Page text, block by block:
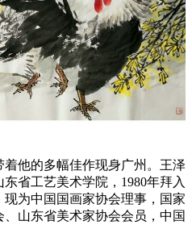
他的多幅佳作现身广州。王泽
省工艺美术学院，1980年拜入
为中国国画家协会理事，国家
山东省美术家协会会员，中国